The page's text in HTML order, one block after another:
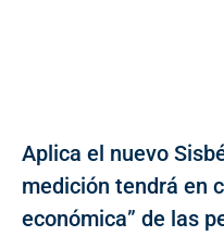
Aplica el nuevo
medición tendrá en
económica” de las